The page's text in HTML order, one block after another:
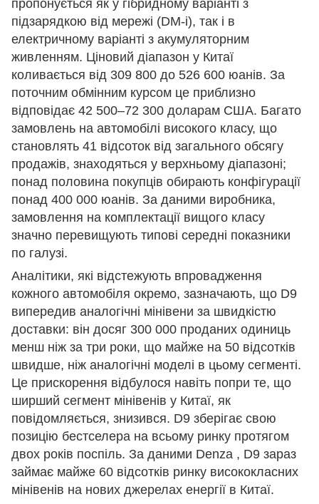
пропонується як у гібридному варіанті з
підзарядкою від мережі (DM-i), так і в
електричному варіанті з акумуляторним
живленням. Ціновий діапазон у Китаї
коливається від 309 800 до 526 600 юанів. За
поточним обмінним курсом це приблизно
відповідає 42 500–72 300 доларам США. Багато
замовлень на автомобілі високого класу, що
становлять 41 відсоток від загального обсягу
продажів, знаходяться у верхньому діапазоні;
понад половина покупців обирають конфігурації
понад 400 000 юанів. За даними виробника,
замовлення на комплектації вищого класу
значно перевищують типові середні показники
по галузі.
Аналітики, які відстежують впровадження
кожного автомобіля окремо, зазначають, що D9
випередив аналогічні мінівени за швидкістю
доставки: він досяг 300 000 проданих одиниць
менш ніж за три роки, що майже на 50 відсотків
швидше, ніж аналогічні моделі в цьому сегменті.
Це прискорення відбулося навіть попри те, що
ширший сегмент мінівенів у Китаї, як
повідомляється, знизився. D9 зберігає свою
позицію бестселера на всьому ринку протягом
двох років поспіль. За даними Denza , D9 зараз
займає майже 60 відсотків ринку висококласних
мінівенів на нових джерелах енергії в Китаї.